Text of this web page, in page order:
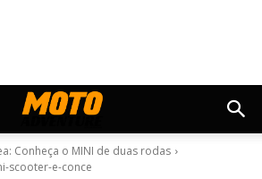
Conheça o MINI de duas rodas
scooter-e-conce